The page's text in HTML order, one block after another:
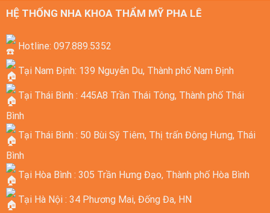
HỆ THỐNG NHA KHOA THẨM MỸ PHA LÊ
Hotline: 097.889.5352
Tại Nam Định: 139 Nguyễn Du, Thành phố Nam Định
Tại Thái Bình : 445A8 Trần Thái Tông, Thành phố Thái
Bình
Tại Thái Bình : 50 Bùi Sỹ Tiêm, Thị trấn Đông Hưng, Thái
Bình
Tại Hòa Bình : 305 Trần Hưng Đạo, Thành phố Hòa Bình
Tại Hà Nội : 34 Phương Mai, Đống Đa, HN